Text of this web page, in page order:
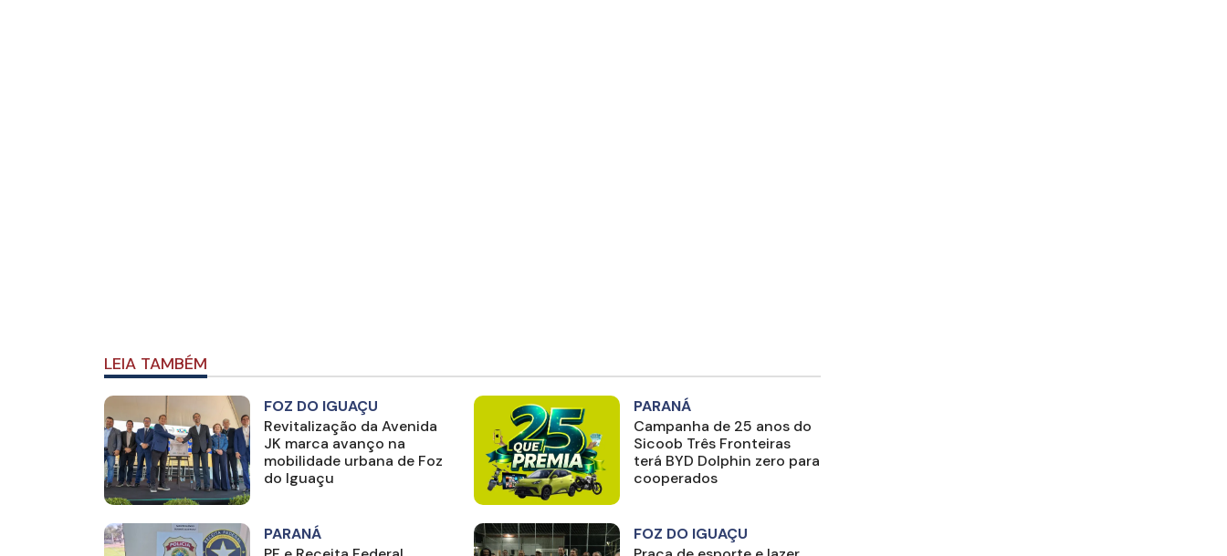
LEIA TAMBÉM
FOZ DO IGUAÇU
Revitalização da Avenida
JK marca avanço na
mobilidade urbana de Foz
do Iguaçu
PARANÁ
Campanha de 25 anos do
Sicoob Três Fronteiras
terá BYD Dolphin zero para
cooperados
PARANÁ
FOZ DO IGUAÇU